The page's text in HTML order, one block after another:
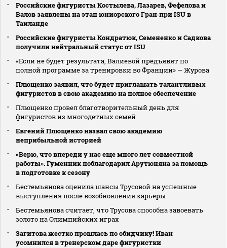
Российские фигуристы Костылева, Лазарев, Фефелова и
Валов заявлены на этап юниорского Гран‑при ISU в
Таиланде
Российские фигуристы Кондратюк, Семененко и Садкова
получили нейтральный статус от ISU
«Если не будет результата, Валиевой предъявят по
полной программе за тренировки во Франции» — Журова
Плющенко заявил, что будет приглашать талантливых
фигуристов в свою академию на полное обеспечение
Плющенко провел благотворительный день для
фигуристов из многодетных семей
Евгений Плющенко назвал свою академию
неприбыльной историей
«Верю, что впереди у нас еще много лет совместной
работы». Гуменник поблагодарил Арутюняна за помощь
в подготовке к сезону
Бестемьянова оценила шансы Трусовой на успешные
выступления после возобновления карьеры
Бестемьянова считает, что Трусова способна завоевать
золото на Олимпийских играх
Загитова жестко прошлась по обидчику! Иван
усомнился в тренерском даре фигуристки